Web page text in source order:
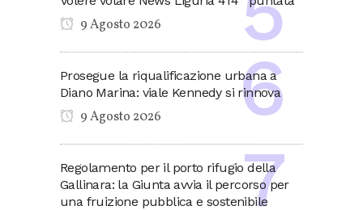
9 Agosto 2026
Prosegue la riqualificazione urbana a
Diano Marina: viale Kennedy si rinnova
9 Agosto 2026
Regolamento per il porto rifugio della
Gallinara: la Giunta avvia il percorso per
una fruizione pubblica e sostenibile